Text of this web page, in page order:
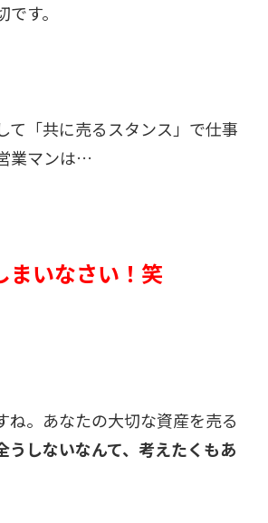
す。
て「共に売るスタンス」で仕事
業マンは…
まいなさい！笑
ね。あなたの大切な資産を売る
うしないなんて、考えたくもあ